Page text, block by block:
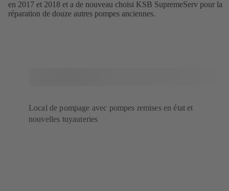
en 2017 et 2018 et a de nouveau choisi KSB SupremeServ pour la
réparation de douze autres pompes anciennes.
Local de pompage avec pompes remises en état et
nouvelles tuyauteries